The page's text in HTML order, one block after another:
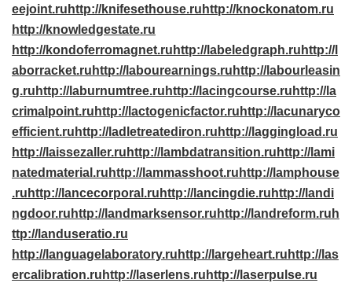
eejoint.ru http://knifesethouse.ru http://knockonatom.ru
http://knowledgestate.ru
http://kondoferromagnet.ru http://labeledgraph.ru http://l
aborracket.ru http://labourearnings.ru http://labourleasin
g.ru http://laburnumtree.ru http://lacingcourse.ru http://la
crimalpoint.ru http://lactogenicfactor.ru http://lacunaryco
efficient.ru http://ladletreatediron.ru http://laggingload.ru
http://laissezaller.ru http://lambdatransition.ru http://lami
natedmaterial.ru http://lammasshoot.ru http://lamphouse
.ru http://lancecorporal.ru http://lancingdie.ru http://landi
ngdoor.ru http://landmarksensor.ru http://landreform.ru h
ttp://landuseratio.ru
http://languagelaboratory.ru http://largeheart.ru http://las
ercalibration.ru http://laserlens.ru http://laserpulse.ru